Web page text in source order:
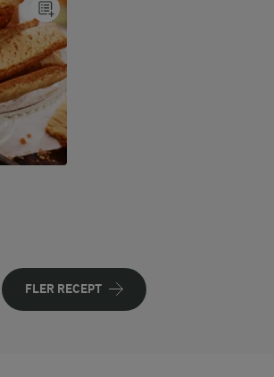
FLER RECEPT